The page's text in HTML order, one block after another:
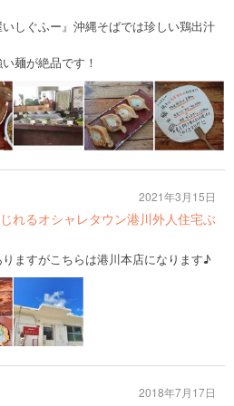
しぐふー』沖縄そばでは珍しい鶏出汁
麺が絶品です！
れるオシャレタウン港川外人住宅ぶ
ますがこちらは港川本店になります♪
2021年3月15日
2018年7月17日